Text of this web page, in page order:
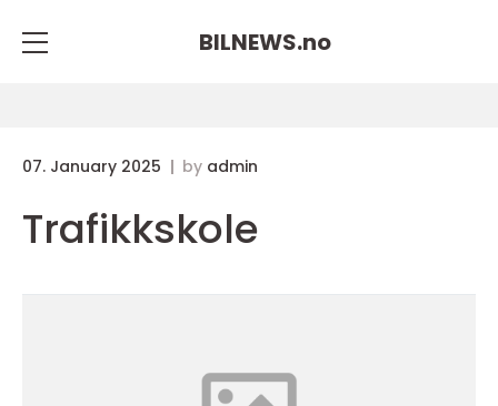
BILNEWS.no
07. January 2025 by admin
Trafikkskole